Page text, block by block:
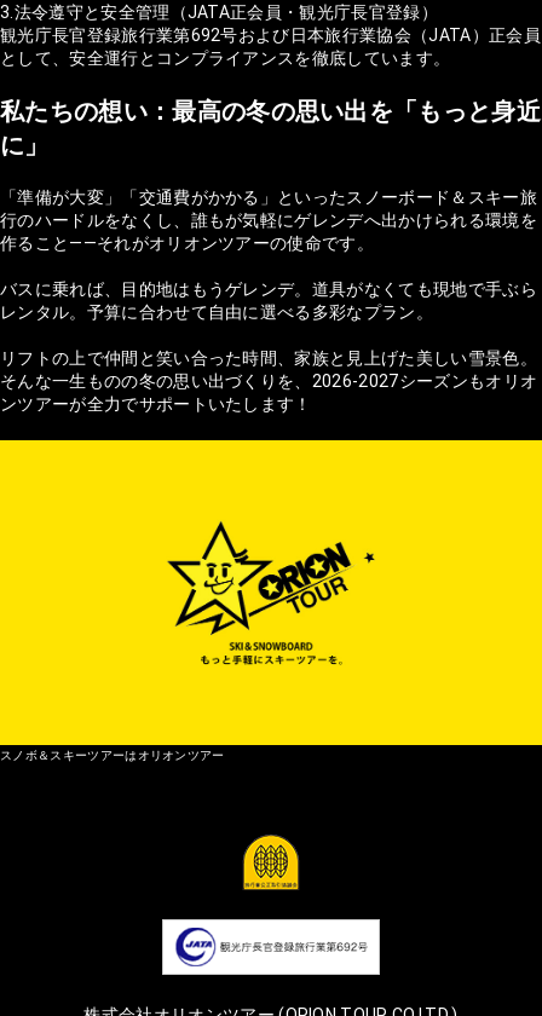
3.法令遵守と安全管理（JATA正会員・観光庁長官登録）
観光庁長官登録旅行業第692号および日本旅行業協会（JATA）正会員
として、安全運行とコンプライアンスを徹底しています。
私たちの想い：最高の冬の思い出を「もっと身近
に」
「準備が大変」「交通費がかかる」といったスノーボード＆スキー旅
行のハードルをなくし、誰もが気軽にゲレンデへ出かけられる環境を
作ること——それがオリオンツアーの使命です。
バスに乗れば、目的地はもうゲレンデ。道具がなくても現地で手ぶら
レンタル。予算に合わせて自由に選べる多彩なプラン。
リフトの上で仲間と笑い合った時間、家族と見上げた美しい雪景色。
そんな一生ものの冬の思い出づくりを、2026-2027シーズンもオリオ
ンツアーが全力でサポートいたします！
スノボ＆スキーツアーはオリオンツアー